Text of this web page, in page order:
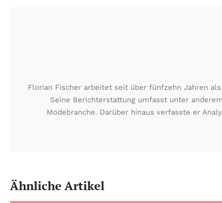
Florian Fischer arbeitet seit über fünfzehn Jahren
Seine Berichterstattung umfasst unter
Modebranche. Darüber hinaus verfasste er
Ähnliche Artikel